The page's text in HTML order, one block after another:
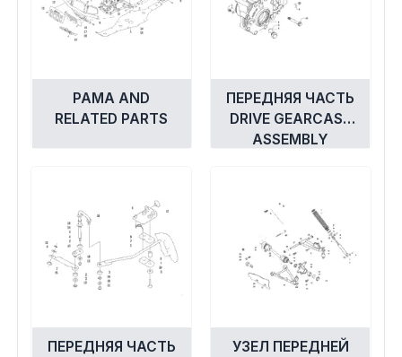
РАМА AND
RELATED PARTS
ПЕРЕДНЯЯ ЧАСТЬ
DRIVE GEARCASE
ASSEMBLY
ПЕРЕДНЯЯ ЧАСТЬ
УЗЕЛ ПЕРЕДНЕЙ